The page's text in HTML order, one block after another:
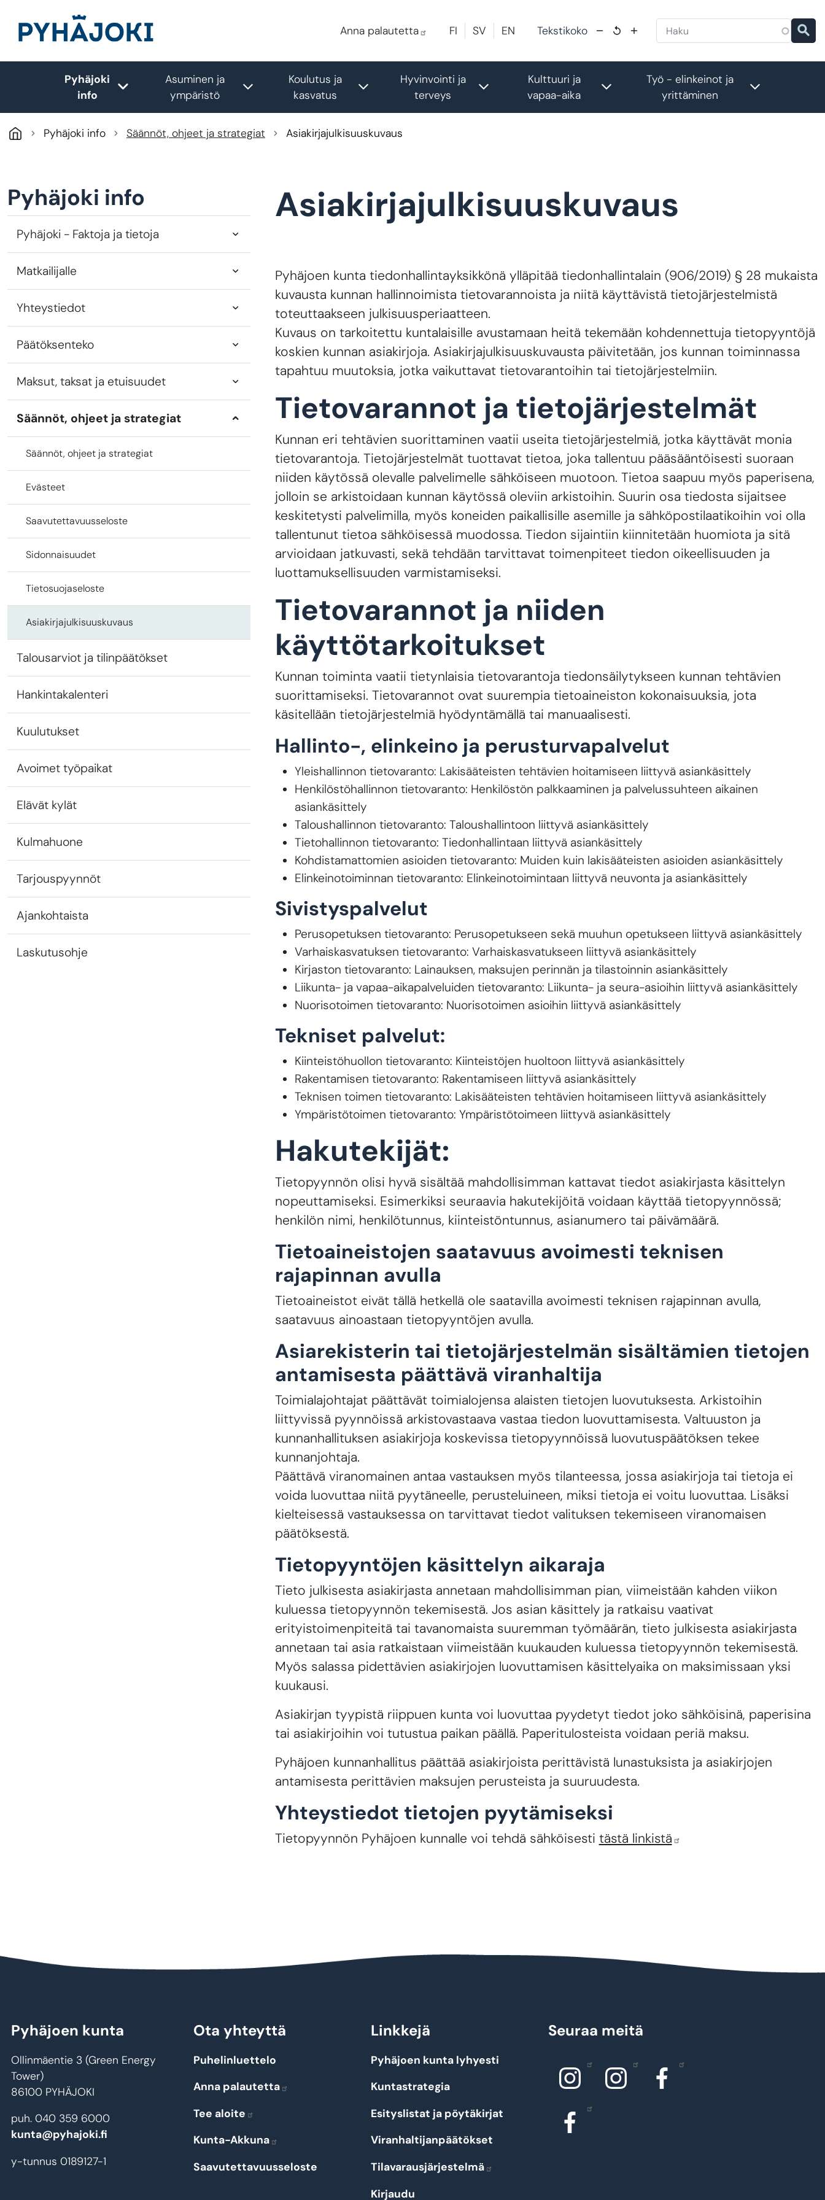
Anna palautetta
FI SV EN Tekstikoko
Pyhäjoki
info
Toggle submenu
Asuminen ja
ympäristö
Toggle submenu
Koulutus ja
kasvatus
Toggle submenu
Hyvinvointi ja
terveys
Toggle submenu
Kulttuuri ja
vapaa-aika
Toggle submenu
Työ - elinkeinot ja
yrittäminen
Pyhäjoki info Säännöt, ohjeet ja strategiat Asiakirjajulkisuuskuvaus
Pyhäjoki info
Pyhäjoki - Faktoja ja tietoja
Matkailijalle
Yhteystiedot
Päätöksenteko
Maksut, taksat ja etuisuudet
Säännöt, ohjeet ja strategiat
Säännöt, ohjeet ja strategiat
Evästeet
Saavutettavuusseloste
Sidonnaisuudet
Tietosuojaseloste
Asiakirjajulkisuuskuvaus
Talousarviot ja tilinpäätökset
Hankintakalenteri
Kuulutukset
Avoimet työpaikat
Elävät kylät
Kulmahuone
Tarjouspyynnöt
Ajankohtaista
Laskutusohje
Asiakirjajulkisuuskuvaus
Pyhäjoen kunta tiedonhallintayksikkönä ylläpitää tiedonhallintalain (906/2019) § 28 mukaista
kuvausta kunnan hallinnoimista tietovarannoista ja niitä käyttävistä tietojärjestelmistä
toteuttaakseen julkisuusperiaatteen.
Kuvaus on tarkoitettu kuntalaisille avustamaan heitä tekemään kohdennettuja tietopyyntöjä
koskien kunnan asiakirjoja. Asiakirjajulkisuuskuvausta päivitetään, jos kunnan toiminnassa
tapahtuu muutoksia, jotka vaikuttavat tietovarantoihin tai tietojärjestelmiin.
Tietovarannot ja tietojärjestelmät
Kunnan eri tehtävien suorittaminen vaatii useita tietojärjestelmiä, jotka käyttävät monia
tietovarantoja. Tietojärjestelmät tuottavat tietoa, joka tallentuu pääsääntöisesti suoraan
niiden käytössä olevalle palvelimelle sähköiseen muotoon. Tietoa saapuu myös paperisena,
jolloin se arkistoidaan kunnan käytössä oleviin arkistoihin. Suurin osa tiedosta sijaitsee
keskitetysti palvelimilla, myös koneiden paikallisille asemille ja sähköpostilaatikoihin voi olla
tallentunut tietoa sähköisessä muodossa. Tiedon sijaintiin kiinnitetään huomiota ja sitä
arvioidaan jatkuvasti, sekä tehdään tarvittavat toimenpiteet tiedon oikeellisuuden ja
luottamuksellisuuden varmistamiseksi.
Tietovarannot ja niiden
käyttötarkoitukset
Kunnan toiminta vaatii tietynlaisia tietovarantoja tiedonsäilytykseen kunnan tehtävien
suorittamiseksi. Tietovarannot ovat suurempia tietoaineiston kokonaisuuksia, jota
käsitellään tietojärjestelmiä hyödyntämällä tai manuaalisesti.
Hallinto-, elinkeino ja perusturvapalvelut
Yleishallinnon tietovaranto: Lakisääteisten tehtävien hoitamiseen liittyvä asiankäsittely
Henkilöstöhallinnon tietovaranto: Henkilöstön palkkaaminen ja palvelussuhteen aikainen
asiankäsittely
Taloushallinnon tietovaranto: Taloushallintoon liittyvä asiankäsittely
Tietohallinnon tietovaranto: Tiedonhallintaan liittyvä asiankäsittely
Kohdistamattomien asioiden tietovaranto: Muiden kuin lakisääteisten asioiden asiankäsittely
Elinkeinotoiminnan tietovaranto: Elinkeinotoimintaan liittyvä neuvonta ja asiankäsittely
Sivistyspalvelut
Perusopetuksen tietovaranto: Perusopetukseen sekä muuhun opetukseen liittyvä asiankäsittely
Varhaiskasvatuksen tietovaranto: Varhaiskasvatukseen liittyvä asiankäsittely
Kirjaston tietovaranto: Lainauksen, maksujen perinnän ja tilastoinnin asiankäsittely
Liikunta- ja vapaa-aikapalveluiden tietovaranto: Liikunta- ja seura-asioihin liittyvä asiankäsittely
Nuorisotoimen tietovaranto: Nuorisotoimen asioihin liittyvä asiankäsittely
Tekniset palvelut:
Kiinteistöhuollon tietovaranto: Kiinteistöjen huoltoon liittyvä asiankäsittely
Rakentamisen tietovaranto: Rakentamiseen liittyvä asiankäsittely
Teknisen toimen tietovaranto: Lakisääteisten tehtävien hoitamiseen liittyvä asiankäsittely
Ympäristötoimen tietovaranto: Ympäristötoimeen liittyvä asiankäsittely
Hakutekijät:
Tietopyynnön olisi hyvä sisältää mahdollisimman kattavat tiedot asiakirjasta käsittelyn
nopeuttamiseksi. Esimerkiksi seuraavia hakutekijöitä voidaan käyttää tietopyynnössä;
henkilön nimi, henkilötunnus, kiinteistöntunnus, asianumero tai päivämäärä.
Tietoaineistojen saatavuus avoimesti teknisen
rajapinnan avulla
Tietoaineistot eivät tällä hetkellä ole saatavilla avoimesti teknisen rajapinnan avulla,
saatavuus ainoastaan tietopyyntöjen avulla.
Asiarekisterin tai tietojärjestelmän sisältämien tietojen
antamisesta päättävä viranhaltija
Toimialajohtajat päättävät toimialojensa alaisten tietojen luovutuksesta. Arkistoihin
liittyvissä pyynnöissä arkistovastaava vastaa tiedon luovuttamisesta. Valtuuston ja
kunnanhallituksen asiakirjoja koskevissa tietopyynnöissä luovutuspäätöksen tekee
kunnanjohtaja.
Päättävä viranomainen antaa vastauksen myös tilanteessa, jossa asiakirjoja tai tietoja ei
voida luovuttaa niitä pyytäneelle, perusteluineen, miksi tietoja ei voitu luovuttaa. Lisäksi
kielteisessä vastauksessa on tarvittavat tiedot valituksen tekemiseen viranomaisen
päätöksestä.
Tietopyyntöjen käsittelyn aikaraja
Tieto julkisesta asiakirjasta annetaan mahdollisimman pian, viimeistään kahden viikon
kuluessa tietopyynnön tekemisestä. Jos asian käsittely ja ratkaisu vaativat
erityistoimenpiteitä tai tavanomaista suuremman työmäärän, tieto julkisesta asiakirjasta
annetaan tai asia ratkaistaan viimeistään kuukauden kuluessa tietopyynnön tekemisestä.
Myös salassa pidettävien asiakirjojen luovuttamisen käsittelyaika on maksimissaan yksi
kuukausi.
Asiakirjan tyypistä riippuen kunta voi luovuttaa pyydetyt tiedot joko sähköisinä, paperisina
tai asiakirjoihin voi tutustua paikan päällä. Paperitulosteista voidaan periä maksu.
Pyhäjoen kunnanhallitus päättää asiakirjoista perittävistä lunastuksista ja asiakirjojen
antamisesta perittävien maksujen perusteista ja suuruudesta.
Yhteystiedot tietojen pyytämiseksi
Tietopyynnön Pyhäjoen kunnalle voi tehdä sähköisesti tästä linkistä
Pyhäjoen kunta
Ollinmäentie 3 (Green Energy
Tower)
86100 PYHÄJOKI
puh. 040 359 6000
kunta@pyhajoki.fi
y-tunnus 0189127-1
Ota yhteyttä
Puhelinluettelo
Anna palautetta
Tee aloite
Kunta-Akkuna
Saavutettavuusseloste
Linkkejä
Pyhäjoen kunta lyhyesti
Kuntastrategia
Esityslistat ja pöytäkirjat
Viranhaltijanpäätökset
Tilavarausjärjestelmä
Kirjaudu
Seuraa meitä